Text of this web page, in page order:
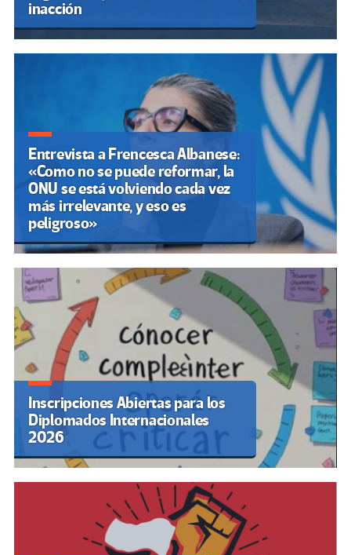
inacción
Entrevista a Frencesca Albanese:
«Como no se puede reformar, la
ONU se está volviendo cada vez
más irrelevante, y eso es
peligroso»
Inscripciones Abiertas para los
Diplomados Internacionales
2026